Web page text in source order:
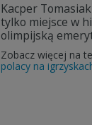
Kacper
tylko miejsce w
olimpijską
Zobacz więcej na
polacy na